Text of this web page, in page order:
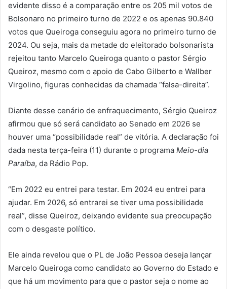
evidente disso é a comparação entre os 205 mil votos de
Bolsonaro no primeiro turno de 2022 e os apenas 90.840
votos que Queiroga conseguiu agora no primeiro turno de
2024. Ou seja, mais da metade do eleitorado bolsonarista
rejeitou tanto Marcelo Queiroga quanto o pastor Sérgio
Queiroz, mesmo com o apoio de Cabo Gilberto e Wallber
Virgolino, figuras conhecidas da chamada “falsa-direita”.
Diante desse cenário de enfraquecimento, Sérgio Queiroz
afirmou que só será candidato ao Senado em 2026 se
houver uma “possibilidade real” de vitória. A declaração foi
dada nesta terça-feira (11) durante o programa Meio-dia
Paraíba, da Rádio Pop.
“Em 2022 eu entrei para testar. Em 2024 eu entrei para
ajudar. Em 2026, só entrarei se tiver uma possibilidade
real”, disse Queiroz, deixando evidente sua preocupação
com o desgaste político.
Ele ainda revelou que o PL de João Pessoa deseja lançar
Marcelo Queiroga como candidato ao Governo do Estado e
que há um movimento para que o pastor seja o nome ao